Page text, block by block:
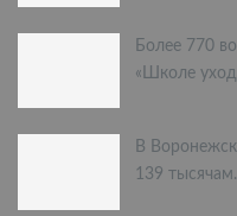
Более 770
«Школе
В
139